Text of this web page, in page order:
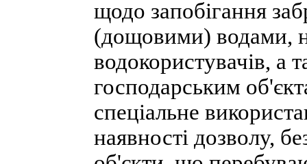
щодо запобігання
(дощовими) водами,
водокористувачів, а
господарським
спеціальне
наявності дозволу,